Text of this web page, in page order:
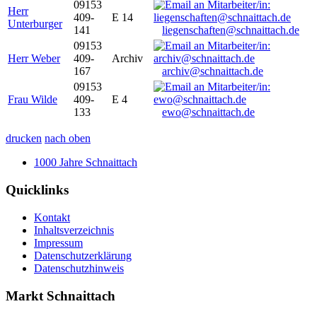
Herr
Unterburger
09153
409-
141
E 14
liegenschaften@schnaittach.de
Herr Weber
09153
409-
167
Archiv
archiv@schnaittach.de
Frau Wilde
09153
409-
133
E 4
ewo@schnaittach.de
drucken nach oben
1000 Jahre Schnaittach
Quicklinks
Kontakt
Inhaltsverzeichnis
Impressum
Datenschutzerklärung
Datenschutzhinweis
Markt Schnaittach